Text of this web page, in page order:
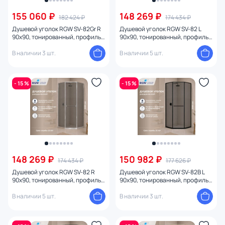
155 060 ₽ 182 424 ₽
Душевой уголок RGW SV-82Gr R
90х90, тонированный, профиль
В наличии 3 шт.
148 269 ₽ 174 434 ₽
Душевой уголок RGW SV-82 L
90х90, тонированный, профиль
В наличии 5 шт.
- 15 %
148 269 ₽ 174 434 ₽
Душевой уголок RGW SV-82 R
90х90, тонированный, профиль
В наличии 5 шт.
- 15 %
150 982 ₽ 177 626 ₽
Душевой уголок RGW SV-82B L
90х90, тонированный, профиль
В наличии 3 шт.
Бренд
Страна
Материал
Управление
Форма